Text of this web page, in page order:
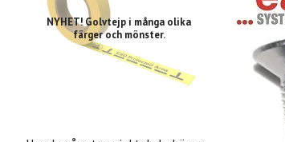
NYHET! Golvtejp i många olika
färger och mönster.